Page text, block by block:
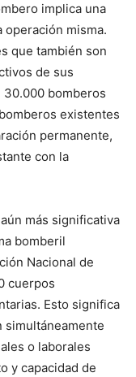
implica una
operación misma.
que también son
de sus
30.000 bomberos
existentes
permanente,
con la
más significativa
bomberil
Nacional de
cuerpos
Esto significa
simultáneamente
o laborales
y capacidad de